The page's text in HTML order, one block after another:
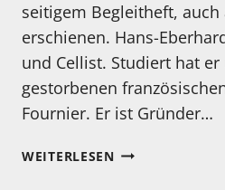
seitigem Begleitheft, auch
erschienen. Hans-
und Cellist. Studiert hat
gestorbenen
Fournier. Er ist Gründer…
WEITERLESENLP-